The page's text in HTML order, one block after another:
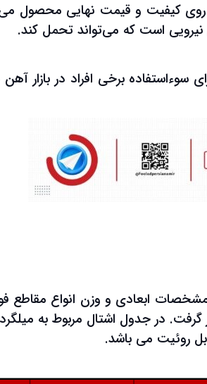
بر روی کیفیت و قیمت نهایی
نیرویی است که می‌تواند تحمل کند.
سوءاستفاده برخی افراد در بازار
ابعادی و وزن انواع مقاطع
گرفت. در جدول اشتال مربوط به
روئیت می باشد.